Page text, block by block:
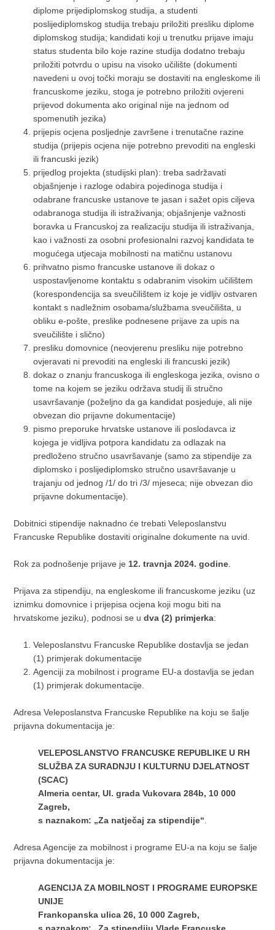
diplome prijediplomskog studija, a studenti
poslijediplomskog studija trebaju priložiti presliku diplome
diplomskog studija; kandidati koji u trenutku prijave imaju
status studenta bilo koje razine studija dodatno trebaju
priložiti potvrdu o upisu na visoko učilište (dokumenti
navedeni u ovoj točki moraju se dostaviti na engleskome ili
francuskome jeziku, stoga je potrebno priložiti ovjereni
prijevod dokumenta ako original nije na jednom od
spomenutih jezika)
prijepis ocjena posljednje završene i trenutačne razine
studija (prijepis ocjena nije potrebno prevoditi na engleski
ili francuski jezik)
prijedlog projekta (studijski plan): treba sadržavati
objašnjenje i razloge odabira pojedinoga studija i
odabrane francuske ustanove te jasan i sažet opis ciljeva
odabranoga studija ili istraživanja; objašnjenje važnosti
boravka u Francuskoj za realizaciju studija ili istraživanja,
kao i važnosti za osobni profesionalni razvoj kandidata te
mogućega utjecaja mobilnosti na matičnu ustanovu
prihvatno pismo francuske ustanove ili dokaz o
uspostavljenome kontaktu s odabranim visokim učilištem
(korespondencija sa sveučilištem iz koje je vidljiv ostvaren
kontakt s nadležnim osobama/službama sveučilišta, u
obliku e-pošte, preslike podnesene prijave za upis na
sveučilište i slično)
presliku domovnice (neovjerenu presliku nije potrebno
ovjeravati ni prevoditi na engleski ili francuski jezik)
dokaz o znanju francuskoga ili engleskoga jezika, ovisno o
tome na kojem se jeziku održava studij ili stručno
usavršavanje (poželjno da ga kandidat posjeduje, ali nije
obvezan dio prijavne dokumentacije)
pismo preporuke hrvatske ustanove ili poslodavca iz
kojega je vidljiva potpora kandidatu za odlazak na
predloženo stručno usavršavanje (samo za stipendije za
diplomsko i poslijediplomsko stručno usavršavanje u
trajanju od jednog /1/ do tri /3/ mjeseca; nije obvezan dio
prijavne dokumentacije).
Dobitnici stipendije naknadno će trebati Veleposlanstvu
Francuske Republike dostaviti originalne dokumente na uvid.
Rok za podnošenje prijave je12. travnja 2024. godine.
Prijava za stipendiju, na engleskome ili francuskome jeziku (uz
iznimku domovnice i prijepisa ocjena koji mogu biti na
hrvatskome jeziku), podnosi se udva (2) primjerka:
Veleposlanstvu Francuske Republike dostavlja se jedan
(1) primjerak dokumentacije
Agenciji za mobilnost i programe EU-a dostavlja se jedan
(1) primjerak dokumentacije.
Adresa Veleposlanstva Francuske Republike na koju se šalje
prijavna dokumentacija je:
VELEPOSLANSTVO FRANCUSKE REPUBLIKE U RH
SLUŽBA ZA SURADNJU I KULTURNU DJELATNOST
(SCAC)
Almeria centar, Ul. grada Vukovara 284b, 10 000
Zagreb,
s naznakom: „Za natječaj za stipendije“.
Adresa Agencije za mobilnost i programe EU-a na koju se šalje
prijavna dokumentacija je:
AGENCIJA ZA MOBILNOST I PROGRAME EUROPSKE
UNIJE
Frankopanska ulica 26, 10 000 Zagreb,